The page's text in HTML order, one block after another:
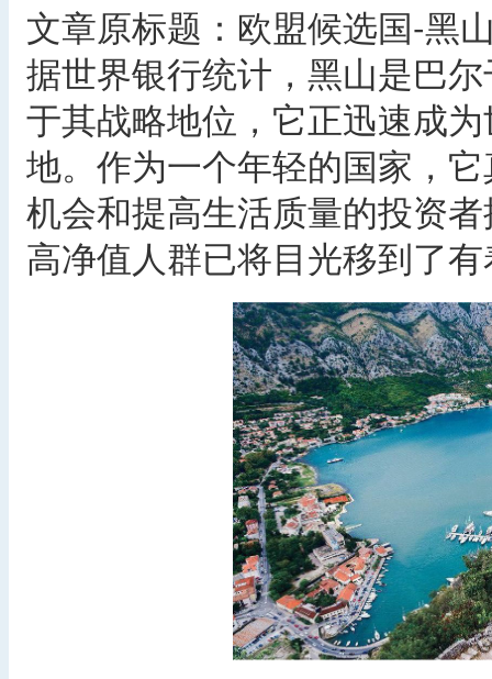
文章原标题：欧盟候选国-黑
据世界银行统计，黑山是巴
于其战略地位，它正迅速成
地。作为一个年轻的国家，
机会和提高生活质量的投资
高净值人群已将目光移到了